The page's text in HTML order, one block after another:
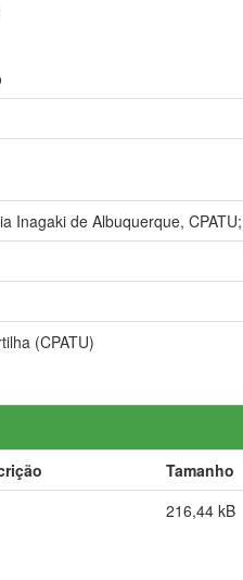
Inagaki de Albuquerque,
(CPATU)
Tamanho
216,44 kB